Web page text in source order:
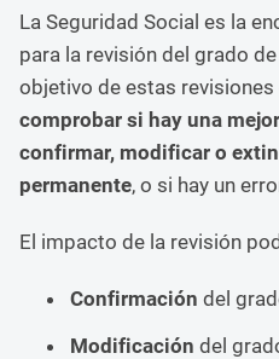
La Seguridad Social es la
para la revisión del grado
objetivo de estas
comprobar si hay una
confirmar, modificar o
permanente, o si hay un
El impacto de la revisión
Confirmación del
Modificación del